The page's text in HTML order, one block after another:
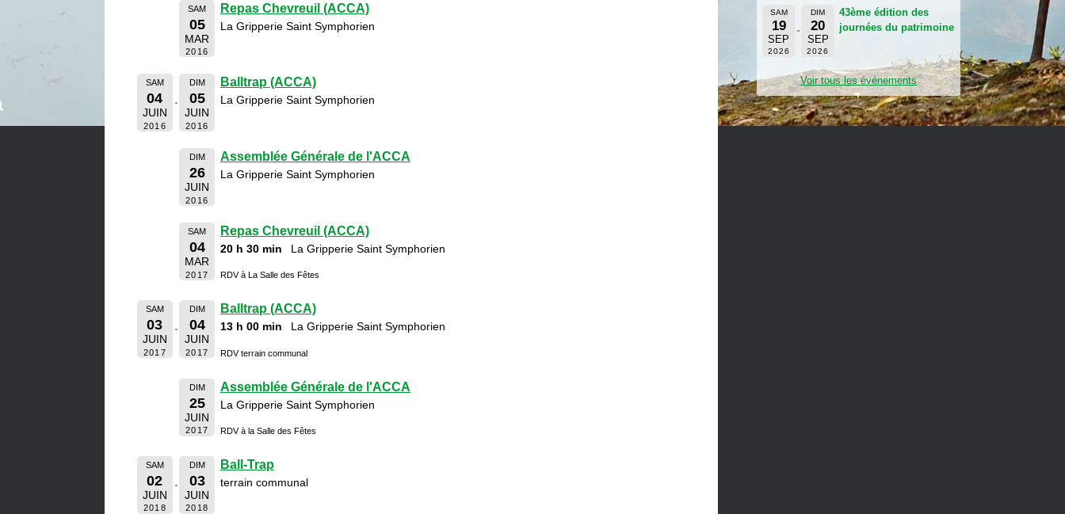
SAM
05
MAR
2016
Repas Chevreuil (ACCA)
La Gripperie Saint Symphorien
SAM
04
JUIN
2016
DIM
05
JUIN
2016
Balltrap (ACCA)
La Gripperie Saint Symphorien
DIM
26
JUIN
2016
Assemblée Générale de l'ACCA
La Gripperie Saint Symphorien
SAM
04
MAR
2017
Repas Chevreuil (ACCA)
20 h 30 min La Gripperie Saint Symphorien
RDV à La Salle des Fêtes
SAM
03
JUIN
2017
DIM
04
JUIN
2017
Balltrap (ACCA)
13 h 00 min La Gripperie Saint Symphorien
RDV terrain communal
DIM
25
JUIN
2017
Assemblée Générale de l'ACCA
La Gripperie Saint Symphorien
RDV à la Salle des Fêtes
SAM
02
JUIN
2018
DIM
03
JUIN
2018
Ball-Trap
terrain communal
SAM
19
SEP
2026
DIM
20
SEP
2026
43ème édition des
journées du patrimoine
Voir tous les événements